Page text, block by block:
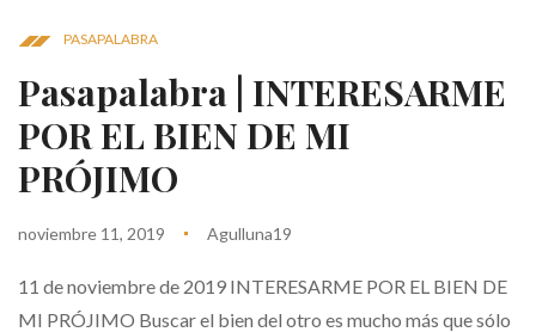
PASAPALABRA
Pasapalabra | INTERESARME
POR EL BIEN DE MI
PRÓJIMO
noviembre 11, 2019 Agulluna19
11 de noviembre de 2019 INTERESARME POR EL BIEN DE
MI PRÓJIMO Buscar el bien del otro es mucho más que sólo